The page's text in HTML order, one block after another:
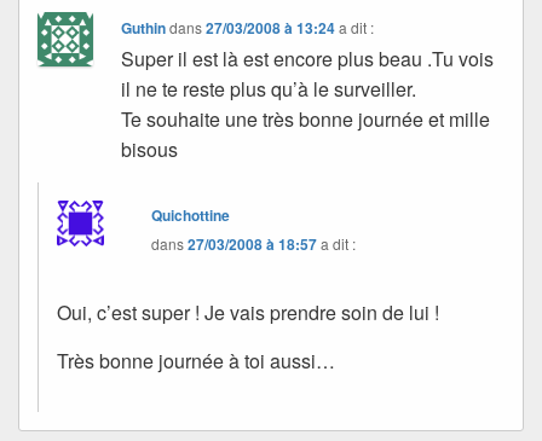
Guthindans27/03/2008 à 13:24 a dit :
Super il est là est encore plus beau .Tu vois
il ne te reste plus qu’à le surveiller.
Te souhaite une très bonne journée et mille
bisous
Quichottine
dans27/03/2008 à 18:57a dit :
Oui, c’est super ! Je vais prendre soin de lui !
Très bonne journée à toi aussi…